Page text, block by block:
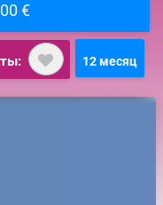
€
12 месяц